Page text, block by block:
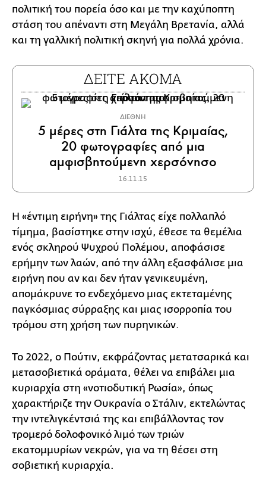
πολιτική του πορεία όσο και με την καχύποπτη
στάση του απέναντι στη Μεγάλη Βρετανία, αλλά
και τη γαλλική πολιτική σκηνή για πολλά χρόνια.
ΔΕΙΤΕ ΑΚΟΜΑ
ΔΙΕΘΝΗ
5 μέρες στη Γιάλτα της Κριμαίας,
20 φωτογραφίες από μια
αμφισβητούμενη χερσόνησο
16.11.15
Η «έντιμη ειρήνη» της Γιάλτας είχε πολλαπλό
τίμημα, βασίστηκε στην ισχύ, έθεσε τα θεμέλια
ενός σκληρού Ψυχρού Πολέμου, αποφάσισε
ερήμην των λαών, από την άλλη εξασφάλισε μια
ειρήνη που αν και δεν ήταν γενικευμένη,
απομάκρυνε το ενδεχόμενο μιας εκτεταμένης
παγκόσμιας σύρραξης και μιας ισορροπία του
τρόμου στη χρήση των πυρηνικών.
Το 2022, ο Πούτιν, εκφράζοντας μετατσαρικά και
μετασοβιετικά οράματα, θέλει να επιβάλει μια
κυριαρχία στη «νοτιοδυτική Ρωσία», όπως
χαρακτήριζε την Ουκρανία ο Στάλιν, εκτελώντας
την ιντελιγκέντσιά της και επιβάλλοντας τον
τρομερό δολοφονικό λιμό των τριών
εκατομμυρίων νεκρών, για να τη θέσει στη
σοβιετική κυριαρχία.